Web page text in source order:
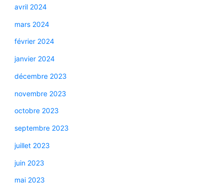
avril 2024
mars 2024
février 2024
janvier 2024
décembre 2023
novembre 2023
octobre 2023
septembre 2023
juillet 2023
juin 2023
mai 2023